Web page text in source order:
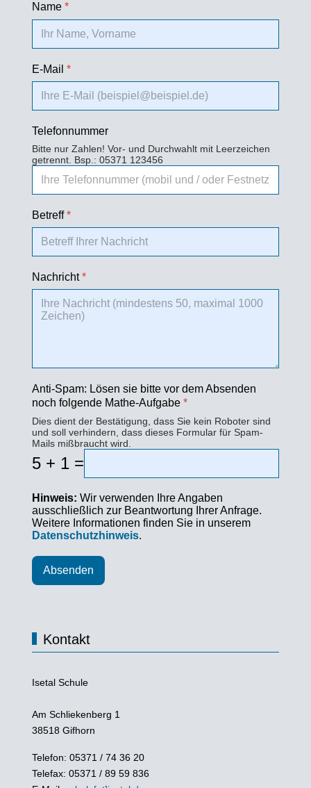
Name*
E-Mail*
Telefonnummer
Bitte nur Zahlen! Vor- und Durchwahlt mit Leerzeichen
getrennt. Bsp.: 05371 123456
Betreff*
Nachricht*
Anti-Spam: Lösen sie bitte vor dem Absenden
noch folgende Mathe-Aufgabe*
Dies dient der Bestätigung, dass Sie kein Roboter sind
und soll verhindern, dass dieses Formular für Spam-
Mails mißbraucht wird.
5 + 1 =
Hinweis: Wir verwenden Ihre Angaben
ausschließlich zur Beantwortung Ihrer Anfrage.
Weitere Informationen finden Sie in unserem
Datenschutzhinweis.
Absenden
Kontakt
Isetal Schule
Am Schliekenberg 1
38518 Gifhorn
Telefon: 05371 / 74 36 20
Telefax: 05371 / 89 59 836